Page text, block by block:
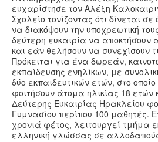
ευχαρίστησε τον Αλέξη
Σχολείο τονίζοντας ότι δίνεται
να διακόψουν την υποχρεωτική
δεύτερη ευκαιρία να αποκτήσουν
και εάν θελήσουν να συνεχίσουν
Πρόκειται για ένα δωρεάν,
εκπαίδευσης ενηλίκων, με
δύο εκπαιδευτικών ετών, στο
φοιτήσουν άτομα ηλικίας 18 ετών
Δεύτερης Ευκαιρίας Ηρακλείου
Γυμνασίου περίπου 100 μαθητές.
χρονιά φέτος, λειτουργεί τμήμα
ελληνική γλώσσας σε